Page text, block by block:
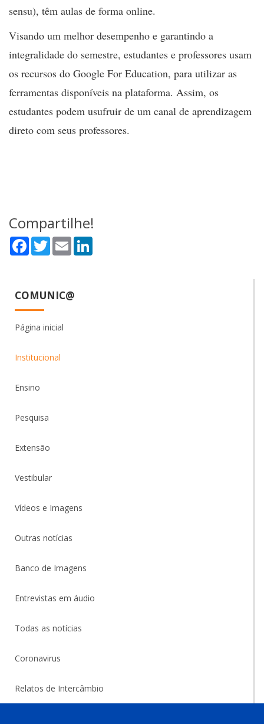
sensu), têm aulas de forma online.
Visando um melhor desempenho e garantindo a
integralidade do semestre, estudantes e professores usam
os recursos do Google For Education, para utilizar as
ferramentas disponíveis na plataforma. Assim, os
estudantes podem usufruir de um canal de aprendizagem
direto com seus professores.
Compartilhe!
Facebook
TwitterEmail
COMUNIC@
Página inicial
Institucional
Ensino
Pesquisa
Extensão
Vestibular
Vídeos e Imagens
Outras notícias
Banco de Imagens
Entrevistas em áudio
Todas as notícias
Coronavirus
Relatos de Intercâmbio